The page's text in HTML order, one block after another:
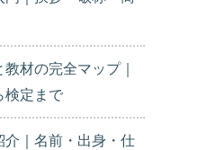
材の完全マップ｜
検定まで
介｜名前・出身・仕